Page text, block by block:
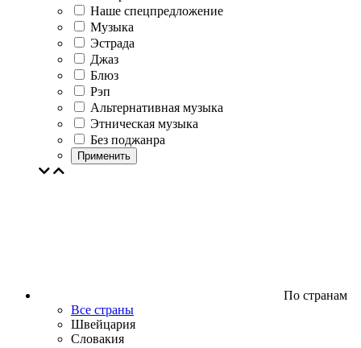
Наше спецпредложение
Музыка
Эстрада
Джаз
Блюз
Рэп
Альтернативная музыка
Этническая музыка
Без поджанра
Применить
По странам
Все страны
Швейцария
Словакия